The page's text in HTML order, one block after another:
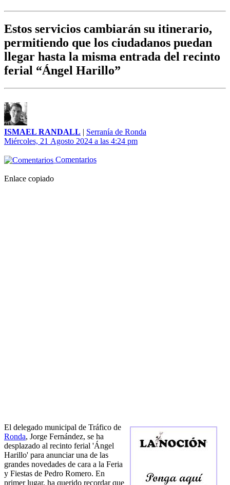
Estos servicios cambiarán su itinerario,
permitiendo que los ciudadanos puedan
llegar hasta la misma entrada del recinto
ferial “Ángel Harillo”
ISMAEL RANDALL | Serranía de Ronda
Miércoles, 21 Agosto 2024 a las 4:24 pm
Comentarios
Enlace copiado
El delegado municipal de Tráfico de
Ronda, Jorge Fernández, se ha
desplazado al recinto ferial 'Ángel
Harillo' para anunciar una de las
grandes novedades de cara a la Feria
y Fiestas de Pedro Romero. En
primer lugar, ha querido recordar que